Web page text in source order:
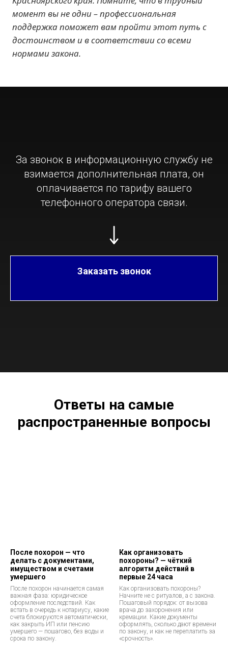
момент вы не одни – профессиональная
поддержка поможет вам пройти этот путь с
достоинством и в соответствии со всеми
нормами закона.
За звонок в информационную службу не
взимается дополнительная плата, он
оплачивается по тарифу вашего
телефонного оператора связи.
Заказать звонок
Ответы на самые
распространенные вопросы
После похорон — что
делать с документами,
имуществом и счетами
умершего
После похорон начинается самая
важная фаза: юридическое
оформление последствий. Как
встать в очередь к нотариусу, какие
счета блокируются автоматически,
как закрыть ИП или пенсию
умершего — пошагово, без воды и
срока по закону.
Как организовать
похороны? — чёткий
алгоритм действий в
первые 24 часа
Как организовать похороны?
Начните не с ритуалов, а с закона.
Пошаговый порядок: от вызова
врача до захоронения или
кремации. Какие документы
оформлять, сколько дают времени
по закону, и как не переплатить за
«срочность».